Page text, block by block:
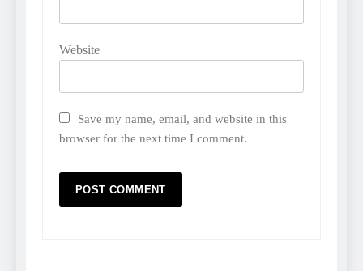
Website
Save my name, email, and website in this
browser for the next time I comment.